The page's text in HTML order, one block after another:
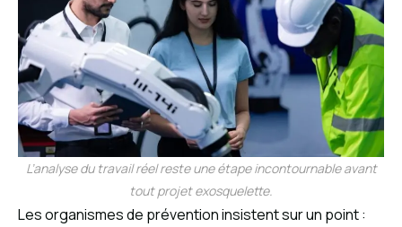
L’analyse du travail réel reste une étape incontournable avant
tout projet exosquelette.
Les organismes de prévention insistent sur un point :